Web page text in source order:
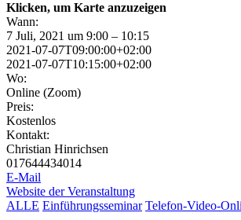
Klicken, um Karte anzuzeigen
Wann:
7 Juli, 2021 um 9:00 – 10:15
2021-07-07T09:00:00+02:00
2021-07-07T10:15:00+02:00
Wo:
Online (Zoom)
Preis:
Kostenlos
Kontakt:
Christian Hinrichsen
017644434014
E-Mail
Website der Veranstaltung
ALLE Einführungsseminar Telefon-Video-